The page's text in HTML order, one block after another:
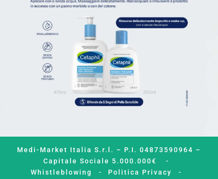
Medi-Market Italia S.r.l. – P.I. 04873590964 –
Capitale Sociale 5.000.000€
Whistleblowing
Politica Privacy